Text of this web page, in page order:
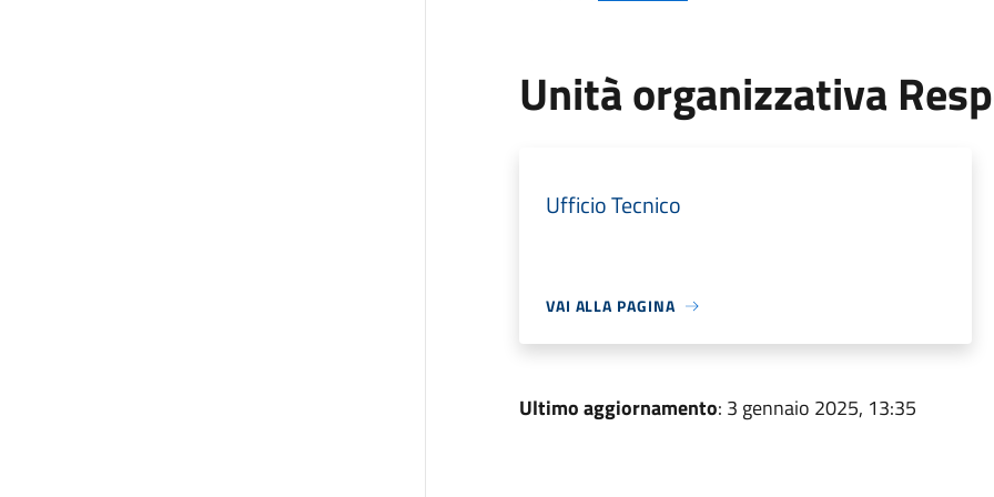
Unità organizzativa
Ufficio Tecnico
VAI ALLA PAGINA
Ultimo aggiornamento: 3 gennaio 2025, 13:35